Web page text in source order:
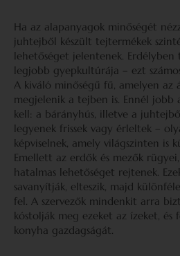
Ha az alapanyagok minőségét
juhtejből készült tejtermékek
lehetőséget jelentenek.
legjobb gyepkultúrája – ezt
A kiváló minőségű fű, amelyen az
megjelenik a tejben is. Ennél jobb
kell: a bárányhús, illetve a
legyenek frissek vagy érleltek –
képviselnek, amely világszinten is
Emellett az erdők és mezők
hatalmas lehetőséget rejtenek.
savanyítják, elteszik, majd
fel. A szervezők mindenkit arra
kóstolják meg ezeket az ízeket, és
konyha gazdagságát.